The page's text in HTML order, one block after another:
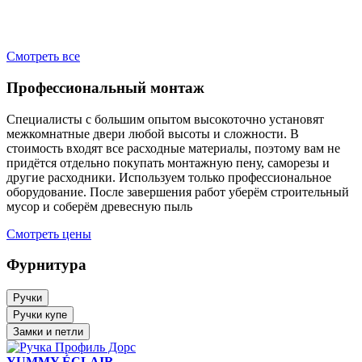
Смотреть все
Профессиональный монтаж
Специалисты с большим опытом высокоточно установят
межкомнатные двери любой высоты и сложности. В
стоимость входят все расходные материалы, поэтому вам не
придётся отдельно покупать монтажную пену, саморезы и
другие расходники. Используем только профессиональное
оборудование. После завершения работ уберём строительный
мусор и соберём древесную пыль
Смотреть цены
Фурнитура
Ручки
Ручки купе
Замки и петли